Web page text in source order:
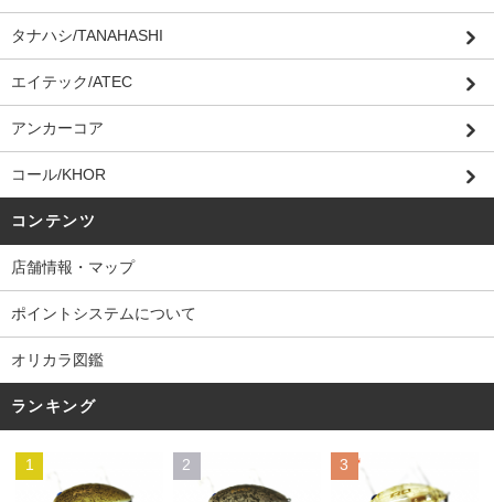
タナハシ/TANAHASHI
エイテック/ATEC
アンカーコア
コール/KHOR
コンテンツ
店舗情報・マップ
ポイントシステムについて
オリカラ図鑑
ランキング
1 2 3